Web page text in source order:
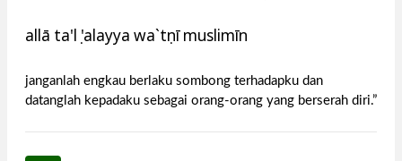
allā ta'lụ 'alayya wa`tụnī muslimīn
janganlah engkau berlaku sombong terhadapku dan
datanglah kepadaku sebagai orang-orang yang berserah diri.”